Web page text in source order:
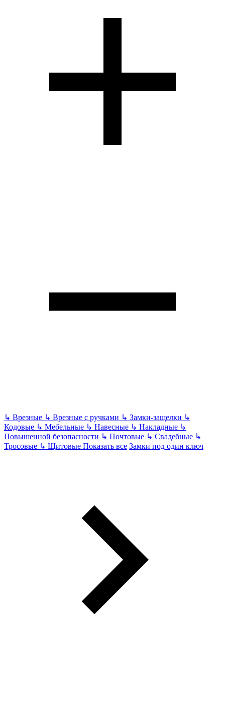
↳ Врезные ↳ Врезные с ручками ↳ Замки-защелки ↳
Кодовые ↳ Мебельные ↳ Навесные ↳ Накладные ↳
Повышенной безопасности ↳ Почтовые ↳ Свадебные ↳
Тросовые ↳ Щитовые Показать все Замки под один ключ